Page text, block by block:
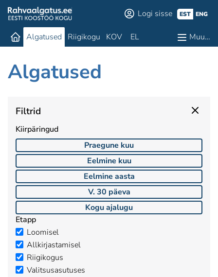
Logi sisse EST ENG
Algatused Riigikogu KOV EL Muu…
Algatused
Filtrid
Kiirpäringud
Praegune kuu
Eelmine kuu
Eelmine aasta
V. 30 päeva
Kogu ajalugu
Etapp
Loomisel
Allkirjastamisel
Riigikogus
Valitsusasutuses